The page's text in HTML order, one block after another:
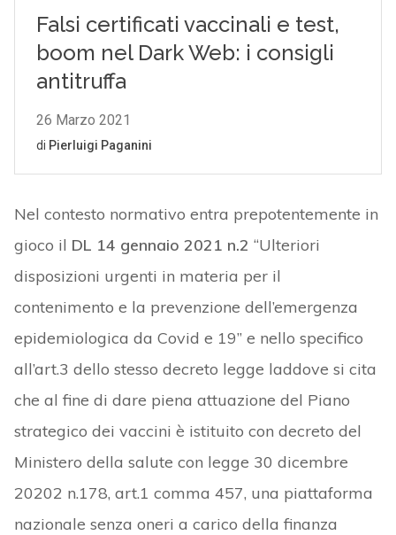
Nel contesto normativo entra prepotentemente in
gioco il DL 14 gennaio 2021 n.2 “Ulteriori
disposizioni urgenti in materia per il
contenimento e la prevenzione dell’emergenza
epidemiologica da Covid e 19” e nello specifico
all’art.3 dello stesso decreto legge laddove si cita
che al fine di dare piena attuazione del Piano
strategico dei vaccini è istituito con decreto del
Ministero della salute con legge 30 dicembre
20202 n.178, art.1 comma 457, una piattaforma
nazionale senza oneri a carico della finanza